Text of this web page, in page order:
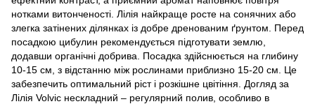
нотками витонченості. Лілія найкраще росте на сонячних або
злегка затінених ділянках із добре дренованим ґрунтом. Перед
посадкою цибулин рекомендується підготувати землю,
додавши органічні добрива. Посадка здійснюється на глибину
10-15 см, з відстанню між рослинами приблизно 15-20 см. Це
забезпечить оптимальний ріст і розкішне цвітіння. Догляд за
Лілія Volvic нескладний – регулярний полив, особливо в